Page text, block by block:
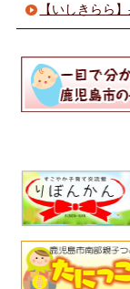
【いしきらら